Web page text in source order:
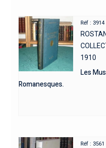
Réf : 3914
1910
Les
Romanesques.
Réf : 3561